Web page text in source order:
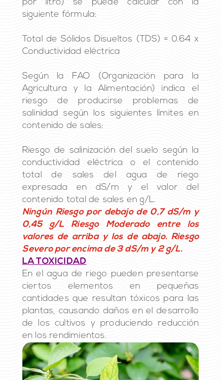
por litro) se puede calcular con la
siguiente fórmula:
Total de Sólidos Disueltos (TDS) = 0.64 x
Conductividad eléctrica
Según la FAO (Organización para la
Agricultura y la Alimentación) indica el
riesgo de producirse problemas de
salinidad según los siguientes límites en
contenido de sales:
Riesgo de salinización del suelo según la
conductividad eléctrica o el contenido
total de sales del agua de riego
expresada en dS/m y el valor del
contenido total de sales en g/L.
Ningún Riesgo por debajo de 0,7 dS/m y
0,45 g/L Riesgo Moderado entre los
valores de arriba y los de abajo. Riesgo
Severo por encima de 3 dS/m y 2 g/L.
LA TOXICIDAD
En el agua de riego pueden presentarse
ciertos elementos en pequeñas
cantidades que resultan tóxicos para las
plantas, causando daños en el desarrollo
de los cultivos y produciendo reducción
en los rendimientos.